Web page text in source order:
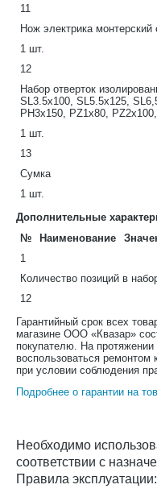
11
Нож электрика
1 шт.
12
Набор отверток
SL3.5x100, SL5.5x125,
PH3x150, PZ1x80,
1 шт.
13
Сумка
1 шт.
Дополнительные
№
Наименование
1
Количество позиций в
12
Гарантийный срок всех
магазине ООО «Квазар»
покупателю. На
воспользоваться ремонтом
при условии соблюдения
Подробнее о гарантии на
Необходимо
соответствии с
Правила эксплуатации: